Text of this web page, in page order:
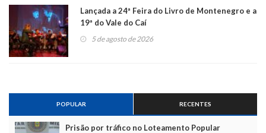
Lançada a 24ª Feira do Livro de Montenegro e a
19ª do Vale do Caí
5 de agosto de 2026
POPULAR RECENTES
Prisão por tráfico no Loteamento Popular